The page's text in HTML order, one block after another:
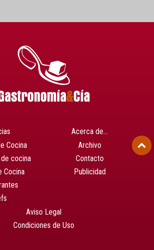
Cocina
cocina
Cocina
Acerca de…
Archivo
Contacto
Publicidad
Aviso Legal
Condiciones de Uso